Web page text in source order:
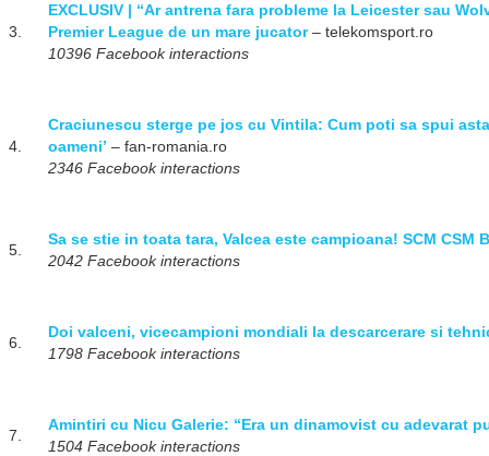
3.
EXCLUSIV | “Ar antrena fara probleme la Leicester sau
Premier League de un mare jucator– telekomsport.ro
10396 Facebook interactions
4.
Craciunescu sterge pe jos cu Vintila: Cum poti sa spui
oameni’ – fan-romania.ro
2346 Facebook interactions
5.
Sa se stie in toata tara, Valcea este campioana! SCM CSM
2042 Facebook interactions
6.
Doi valceni, vicecampioni mondiali la descarcerare si
1798 Facebook interactions
7.
Amintiri cu Nicu Galerie: “Era un dinamovist cu adevarat
1504 Facebook interactions